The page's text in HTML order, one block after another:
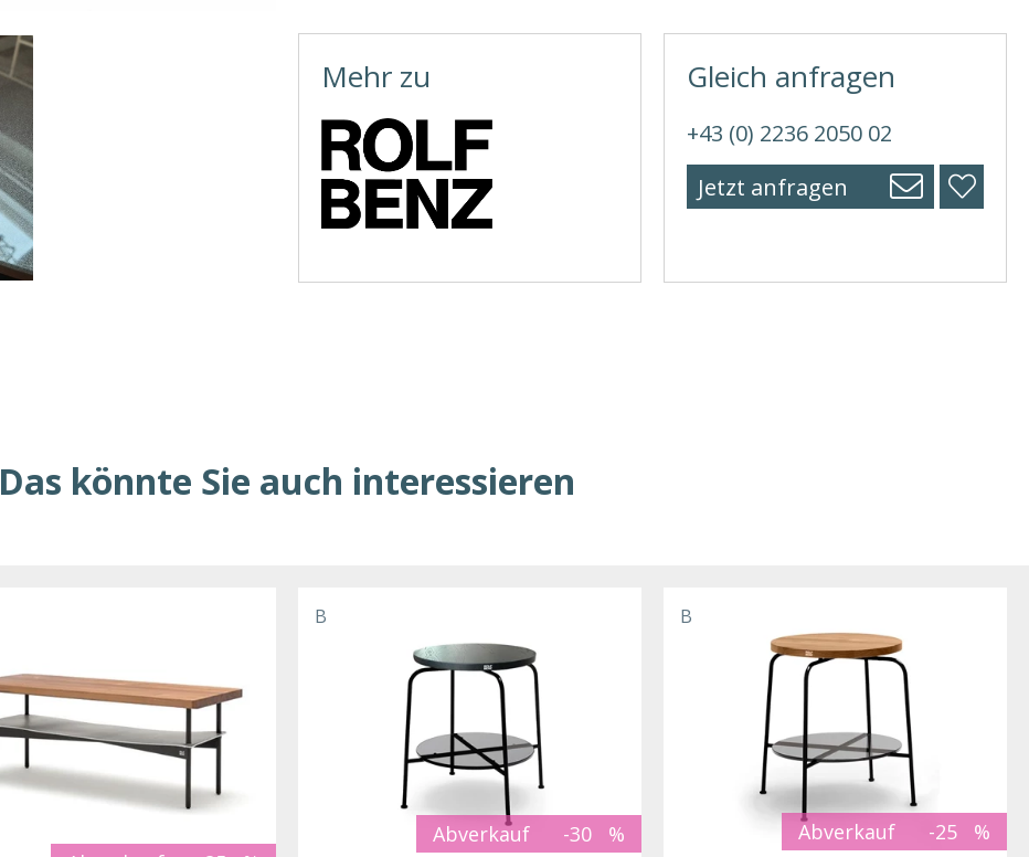
Mehr zu Gleich anfragen
+43 (0) 2236 2050 02
Jetzt anfragen
Das könnte Sie auch interessieren
Abverkauf -30
B
Abverkauf -25
B